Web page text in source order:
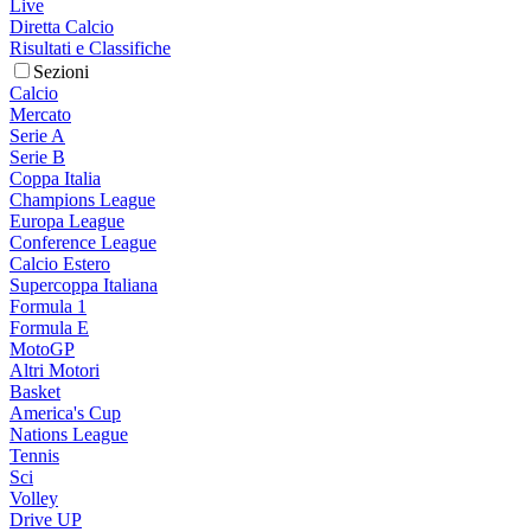
Live
Diretta Calcio
Risultati e Classifiche
Sezioni
Calcio
Mercato
Serie A
Serie B
Coppa Italia
Champions League
Europa League
Conference League
Calcio Estero
Supercoppa Italiana
Formula 1
Formula E
MotoGP
Altri Motori
Basket
America's Cup
Nations League
Tennis
Sci
Volley
Drive UP